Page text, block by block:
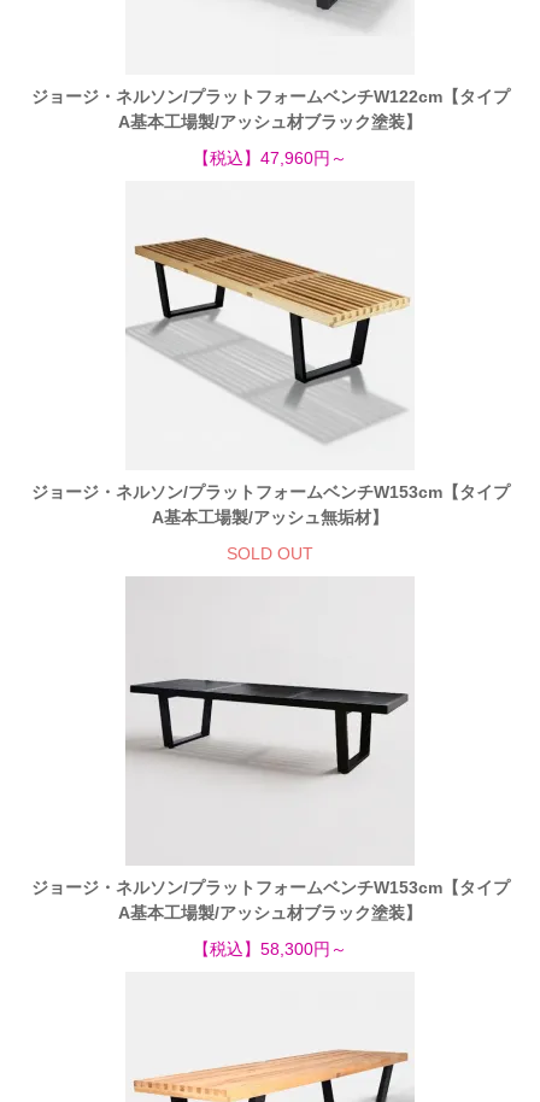
ジョージ・ネルソン/プラットフォームベンチW122cm【タイプ
A基本工場製/アッシュ材ブラック塗装】
【税込】47,960円～
ジョージ・ネルソン/プラットフォームベンチW153cm【タイプ
A基本工場製/アッシュ無垢材】
SOLD OUT
ジョージ・ネルソン/プラットフォームベンチW153cm【タイプ
A基本工場製/アッシュ材ブラック塗装】
【税込】58,300円～